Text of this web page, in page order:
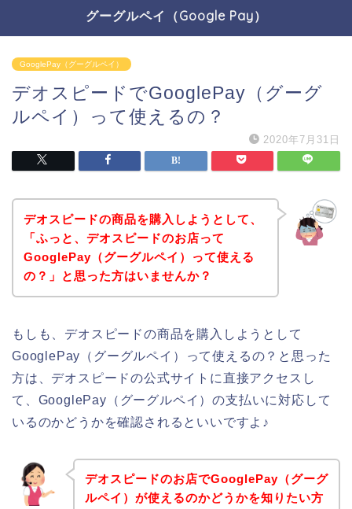
グーグルペイ（Google Pay）
GooglePay（グーグルペイ）
デオスピードでGooglePay（グーグ
ルペイ）って使えるの？
2020年7月31日
デオスピードの商品を購入しようとして、
「ふっと、デオスピードのお店って
GooglePay（グーグルペイ）って使える
の？」と思った方はいませんか？
もしも、デオスピードの商品を購入しようとして
GooglePay（グーグルペイ）って使えるの？と思った
方は、デオスピードの公式サイトに直接アクセスし
て、GooglePay（グーグルペイ）の支払いに対応して
いるのかどうかを確認されるといいですよ♪
デオスピードのお店でGooglePay（グーグ
ルペイ）が使えるのかどうかを知りたい方